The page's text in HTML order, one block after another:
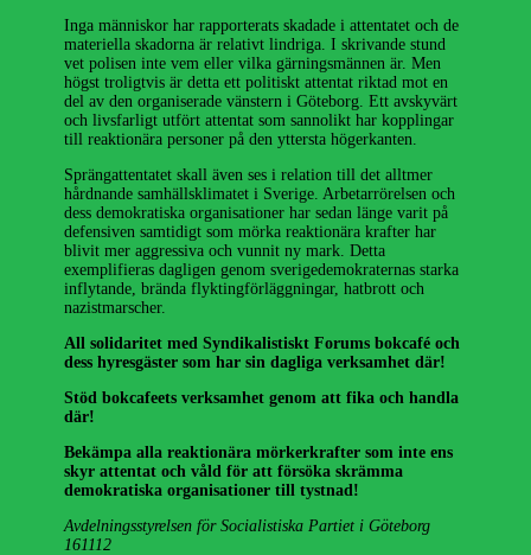
Inga människor har rapporterats skadade i attentatet och de
materiella skadorna är relativt lindriga. I skrivande stund
vet polisen inte vem eller vilka gärningsmännen är. Men
högst troligtvis är detta ett politiskt attentat riktad mot en
del av den organiserade vänstern i Göteborg. Ett avskyvärt
och livsfarligt utfört attentat som sannolikt har kopplingar
till reaktionära personer på den yttersta högerkanten.
Sprängattentatet skall även ses i relation till det alltmer
hårdnande samhällsklimatet i Sverige. Arbetarrörelsen och
dess demokratiska organisationer har sedan länge varit på
defensiven samtidigt som mörka reaktionära krafter har
blivit mer aggressiva och vunnit ny mark. Detta
exemplifieras dagligen genom sverigedemokraternas starka
inflytande, brända flyktingförläggningar, hatbrott och
nazistmarscher.
All solidaritet med Syndikalistiskt Forums bokcafé och
dess hyresgäster som har sin dagliga verksamhet där!
Stöd bokcafeets verksamhet genom att fika och handla
där!
Bekämpa alla reaktionära mörkerkrafter som inte ens
skyr attentat och våld för att försöka skrämma
demokratiska organisationer till tystnad!
Avdelningsstyrelsen för Socialistiska Partiet i Göteborg
161112